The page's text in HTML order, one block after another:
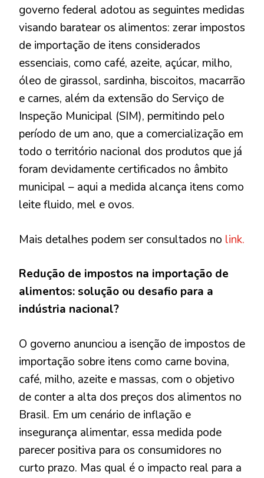
governo federal adotou as seguintes medidas
visando baratear os alimentos: zerar impostos
de importação de itens considerados
essenciais, como café, azeite, açúcar, milho,
óleo de girassol, sardinha, biscoitos, macarrão
e carnes, além da extensão do Serviço de
Inspeção Municipal (SIM), permitindo pelo
período de um ano, que a comercialização em
todo o território nacional dos produtos que já
foram devidamente certificados no âmbito
municipal – aqui a medida alcança itens como
leite fluido, mel e ovos.
Mais detalhes podem ser consultados no link.
Redução de impostos na importação de
alimentos: solução ou desafio para a
indústria nacional?
O governo anunciou a isenção de impostos de
importação sobre itens como carne bovina,
café, milho, azeite e massas, com o objetivo
de conter a alta dos preços dos alimentos no
Brasil. Em um cenário de inflação e
insegurança alimentar, essa medida pode
parecer positiva para os consumidores no
curto prazo. Mas qual é o impacto real para a